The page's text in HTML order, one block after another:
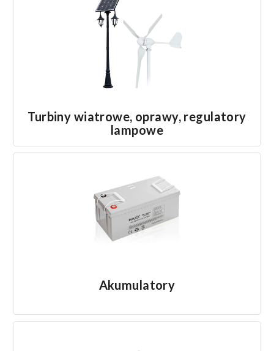
Turbiny wiatrowe, oprawy, regulatory
lampowe
Akumulatory